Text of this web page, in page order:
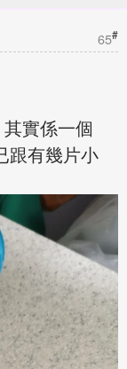
65#
實係一個
跟有幾片小